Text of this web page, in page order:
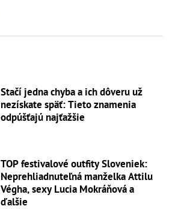
Stačí jedna chyba a ich dôveru už
nezískate späť: Tieto znamenia
odpúšťajú najťažšie
TOP festivalové outfity Sloveniek:
Neprehliadnuteľná manželka Attilu
Végha, sexy Lucia Mokráňová a
ďalšie